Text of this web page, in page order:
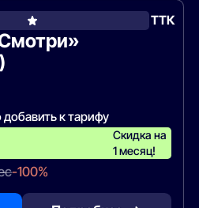
ТТК
к тарифу
Скидка на
1 месяц!
-100%